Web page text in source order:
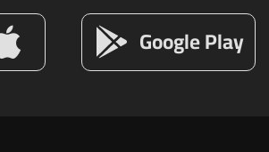
Google Play